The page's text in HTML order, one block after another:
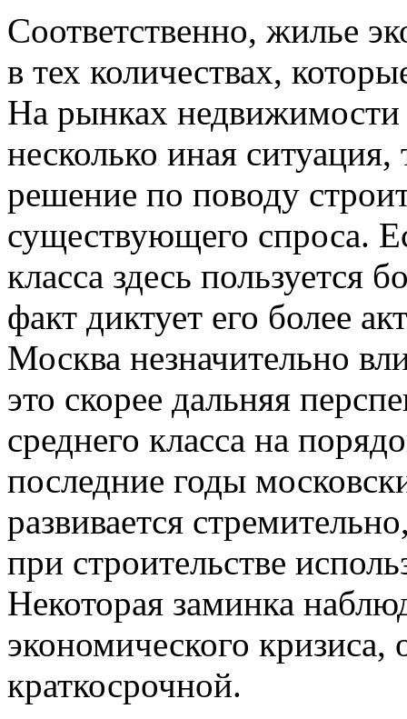
Соответственно, жилье
в тех количествах,
На рынках недвижимости
несколько иная
решение по поводу
существующего спроса.
класса здесь пользуется
факт диктует его более
Москва незначительно
это скорее дальняя
среднего класса на
последние годы
развивается
при строительстве
Некоторая заминка
экономического кризиса,
краткосрочной.